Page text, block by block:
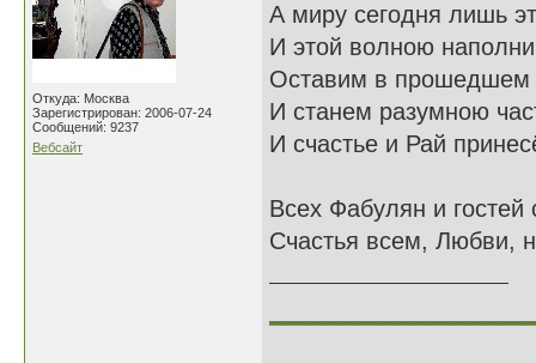
Откуда: Москва
Зарегистрирован: 2006-07-24
Сообщений: 9237
Вебсайт
А миру сегодня лишь
И этой волною
Оставим в прошедшем
И станем разумною
И счастье и Рай
Всех Фабулян и
Счастья всем, Любви,